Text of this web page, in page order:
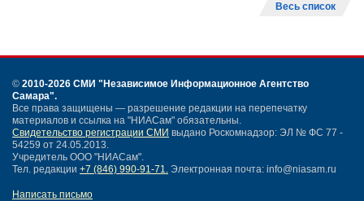
Весь список
© 2010-2026 СМИ "Независимое Информационное Агентство
Самара".
Все права защищены — разрешение редакции на перепечатку
материалов и ссылка на "НИАСам" обязательны.
Свидетельство регистрации СМИ выдано Роскомнадзор: ЭЛ № ФС 77 -
54259 от 24.05.2013.
Учредитель ООО "НИАСам".
Тел. редакции +7 (846) 990-91-71. Электронная почта: info@niasam.ru
Написать письмо